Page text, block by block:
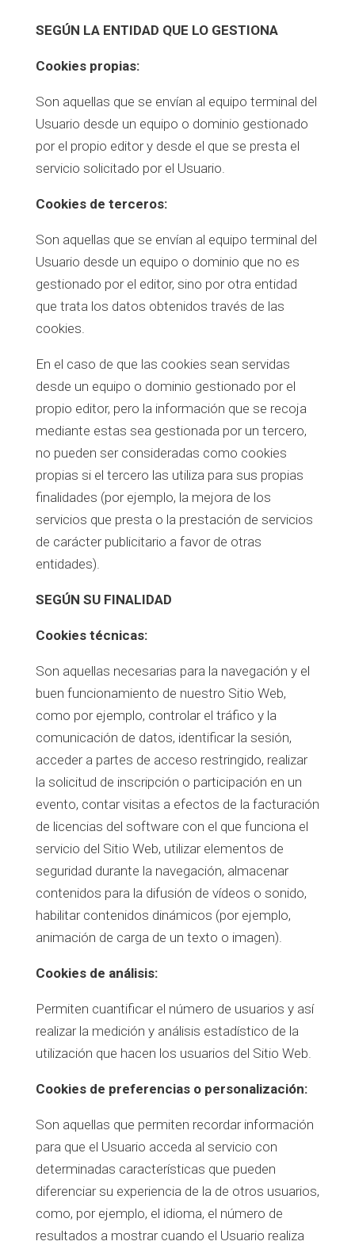
SEGÚN LA ENTIDAD QUE LO GESTIONA
Cookies propias:
Son aquellas que se envían al equipo terminal del
Usuario desde un equipo o dominio gestionado
por el propio editor y desde el que se presta el
servicio solicitado por el Usuario.
Cookies de terceros:
Son aquellas que se envían al equipo terminal del
Usuario desde un equipo o dominio que no es
gestionado por el editor, sino por otra entidad
que trata los datos obtenidos través de las
cookies.
En el caso de que las cookies sean servidas
desde un equipo o dominio gestionado por el
propio editor, pero la información que se recoja
mediante estas sea gestionada por un tercero,
no pueden ser consideradas como cookies
propias si el tercero las utiliza para sus propias
finalidades (por ejemplo, la mejora de los
servicios que presta o la prestación de servicios
de carácter publicitario a favor de otras
entidades).
SEGÚN SU FINALIDAD
Cookies técnicas:
Son aquellas necesarias para la navegación y el
buen funcionamiento de nuestro Sitio Web,
como por ejemplo, controlar el tráfico y la
comunicación de datos, identificar la sesión,
acceder a partes de acceso restringido, realizar
la solicitud de inscripción o participación en un
evento, contar visitas a efectos de la facturación
de licencias del software con el que funciona el
servicio del Sitio Web, utilizar elementos de
seguridad durante la navegación, almacenar
contenidos para la difusión de vídeos o sonido,
habilitar contenidos dinámicos (por ejemplo,
animación de carga de un texto o imagen).
Cookies de análisis:
Permiten cuantificar el número de usuarios y así
realizar la medición y análisis estadístico de la
utilización que hacen los usuarios del Sitio Web.
Cookies de preferencias o personalización:
Son aquellas que permiten recordar información
para que el Usuario acceda al servicio con
determinadas características que pueden
diferenciar su experiencia de la de otros usuarios,
como, por ejemplo, el idioma, el número de
resultados a mostrar cuando el Usuario realiza